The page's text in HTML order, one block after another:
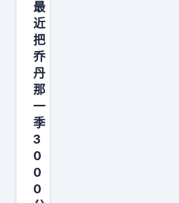
想
要
拿
到
多
个
冠
军
，
最
以
耐
心
的
等
待
，
直
到
N
湖
人
，
真
要
把
防
守
拼
最
近
把
乔
丹
那
一
季
3
0
0
0